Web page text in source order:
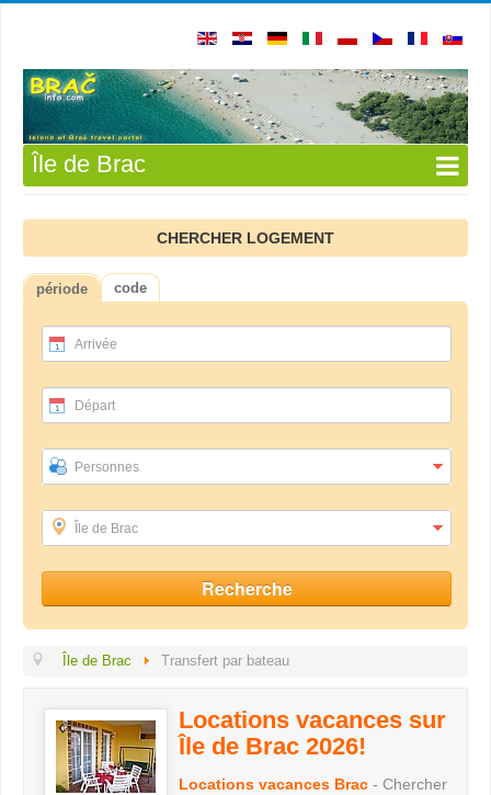
Île de Brac
CHERCHER LOGEMENT
période code
Arrivée
Départ
Personnes
Île de Brac
Île de Brac Transfert par bateau
Locations vacances sur
Île de Brac 2026!
Locations vacances Brac - Chercher